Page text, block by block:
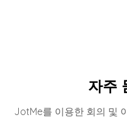
자주
JotMe를 이용한 회의 및